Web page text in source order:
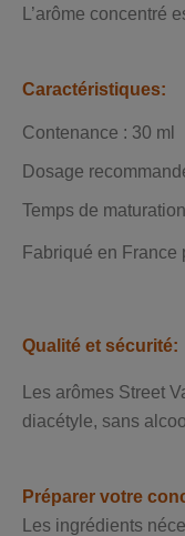
L’arôme
Caractéristiques:
Contenance : 30 ml
Dosage
Temps de
Fabriqué en France
Qualité et sécurité:
Les arômes Street
diacétyle, sans
Préparer votre
Les ingrédients